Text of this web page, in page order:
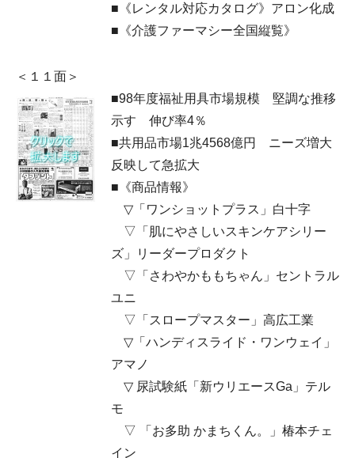
■《レンタル対応カタログ》アロン化成
■《介護ファーマシー全国縦覧》
＜１１面＞
■98年度福祉用具市場規模 堅調な推移
示す 伸び率4％
■共用品市場1兆4568億円 ニーズ増大
反映して急拡大
■《商品情報》
▽「ワンショットプラス」白十字
▽「肌にやさしいスキンケアシリー
ズ」リーダープロダクト
▽「さわやかももちゃん」セントラル
ユニ
▽「スロープマスター」高広工業
▽「ハンディスライド・ワンウェイ」
アマノ
▽ 尿試験紙「新ウリエースGa」テル
モ
▽ 「お多助 かまちくん。」椿本チェ
イン